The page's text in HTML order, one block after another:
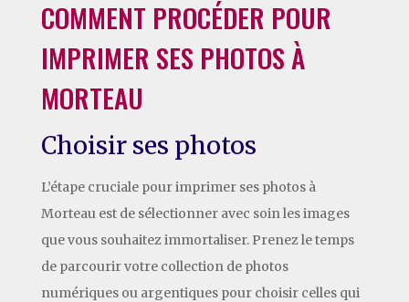
COMMENT PROCÉDER POUR
IMPRIMER SES PHOTOS À
MORTEAU
Choisir ses photos
L’étape cruciale pour imprimer ses photos à
Morteau est de sélectionner avec soin les images
que vous souhaitez immortaliser. Prenez le temps
de parcourir votre collection de photos
numériques ou argentiques pour choisir celles qui